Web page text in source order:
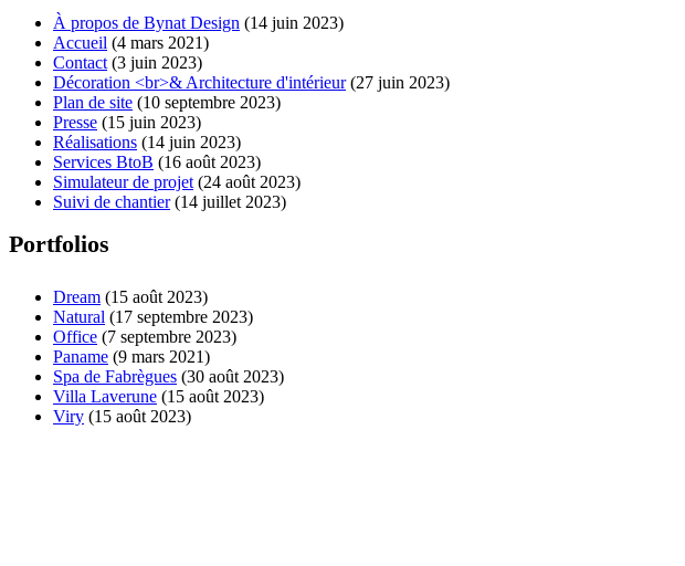
À propos de Bynat Design (14 juin 2023)
Accueil (4 mars 2021)
Contact (3 juin 2023)
Décoration <br>& Architecture d'intérieur (27 juin 2023)
Plan de site (10 septembre 2023)
Presse (15 juin 2023)
Réalisations (14 juin 2023)
Services BtoB (16 août 2023)
Simulateur de projet (24 août 2023)
Suivi de chantier (14 juillet 2023)
Portfolios
Dream (15 août 2023)
Natural (17 septembre 2023)
Office (7 septembre 2023)
Paname (9 mars 2021)
Spa de Fabrègues (30 août 2023)
Villa Laverune (15 août 2023)
Viry (15 août 2023)